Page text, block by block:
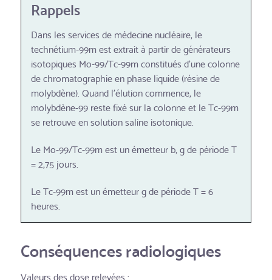
Rappels
Dans les services de médecine nucléaire, le
technétium-99m est extrait à partir de générateurs
isotopiques Mo-99/Tc-99m constitués d’une colonne
de chromatographie en phase liquide (résine de
molybdène). Quand l’élution commence, le
molybdène-99 reste fixé sur la colonne et le Tc-99m
se retrouve en solution saline isotonique.
Le Mo-99/Tc-99m est un émetteur b, g de période T
= 2,75 jours.
Le Tc-99m est un émetteur g de période T = 6
heures.
Conséquences radiologiques
Valeurs des dose relevées :